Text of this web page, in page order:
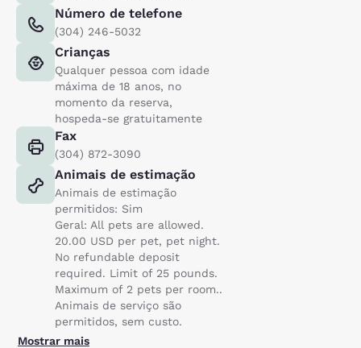
Número de telefone
(304) 246-5032
Crianças
Qualquer pessoa com idade
máxima de 18 anos, no
momento da reserva,
hospeda-se gratuitamente
Fax
(304) 872-3090
Animais de estimação
Animais de estimação
permitidos: Sim
Geral: All pets are allowed.
20.00 USD per pet, pet night.
No refundable deposit
required. Limit of 25 pounds.
Maximum of 2 pets per room..
Animais de serviço são
permitidos, sem custo.
Mostrar mais